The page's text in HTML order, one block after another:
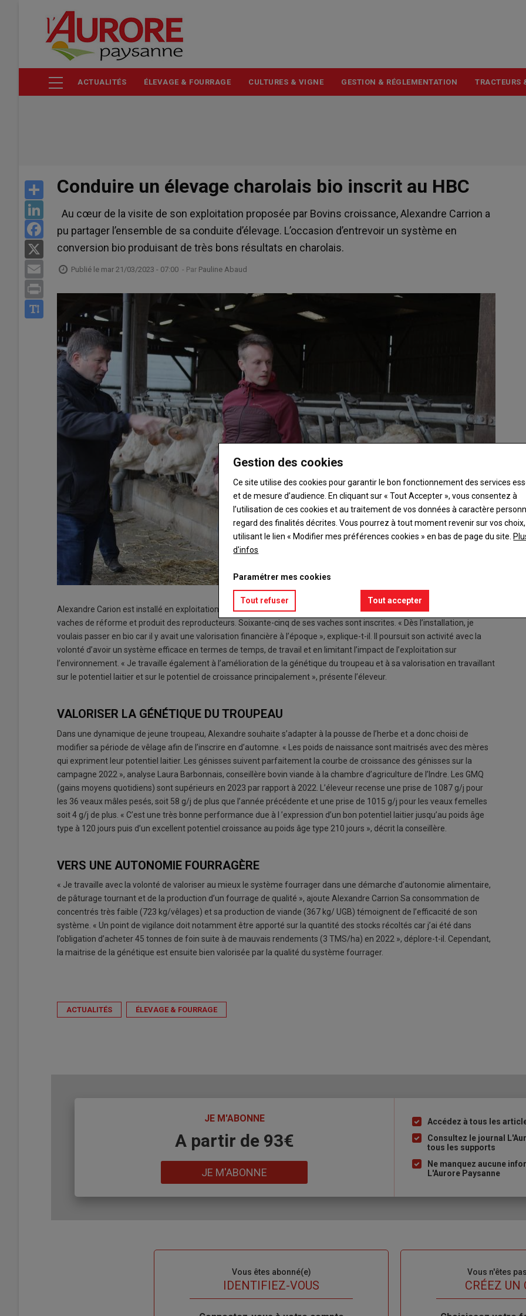
contenu
ACTUALITÉS ÉLEVAGE & FOURRAGE CULTURES & VIGNE GESTION & RÉGLEMENTATION TRACTEURS
Share
LinkedIn
Facebook
Email
Conduire un élevage charolais bio inscrit au HBC
Au cœur de la visite de son exploitation proposée par Bovins croissance, Alexandre Carrion a
pu partager l’ensemble de sa conduite d’élevage. L’occasion d’entrevoir un système en
conversion bio produisant de très bons résultats en charolais.
Publié le mar 21/03/2023 - 07:00 - Par Pauline Abaud
Alexandre Carion est installé en exploitation individuelle depuis 2020. En système naisseur, il engraisse également les
vaches de réforme et produit des reproducteurs. Soixante-cinq de ses vaches sont inscrites. « Dès l’installation, je
voulais passer en bio car il y avait une valorisation financière à l’époque », explique-t-il. Il poursuit son activité avec la
volonté d’avoir un système efficace en termes de temps, de travail et en limitant l’impact de l’exploitation sur
l’environnement. « Je travaille également à l’amélioration de la génétique du troupeau et à sa valorisation en travaillant
sur le potentiel laitier et sur le potentiel de croissance principalement », présente l’éleveur.
VALORISER LA GÉNÉTIQUE DU TROUPEAU
Dans une dynamique de jeune troupeau, Alexandre souhaite s’adapter à la pousse de l’herbe et a donc choisi de
modifier sa période de vêlage afin de l’inscrire en d’automne. « Les poids de naissance sont maitrisés avec des mères
qui expriment leur potentiel laitier. Les génisses suivent parfaitement la courbe de croissance des génisses sur la
campagne 2022 », analyse Laura Barbonnais, conseillère bovin viande à la chambre d’agriculture de l’Indre. Les GMQ
(gains moyens quotidiens) sont supérieurs en 2023 par rapport à 2022. L’éleveur recense une prise de 1087 g/j pour
les 36 veaux mâles pesés, soit 58 g/j de plus que l’année précédente et une prise de 1015 g/j pour les veaux femelles
soit 4 g/j de plus. « C’est une très bonne performance due à l ’expression d’un bon potentiel laitier jusqu’au poids âge
type à 120 jours puis d’un excellent potentiel croissance au poids âge type 210 jours », décrit la conseillère.
VERS UNE AUTONOMIE FOURRAGÈRE
« Je travaille avec la volonté de valoriser au mieux le système fourrager dans une démarche d’autonomie alimentaire,
de pâturage tournant et de la production d’un fourrage de qualité », ajoute Alexandre Carrion Sa consommation de
concentrés très faible (723 kg/vêlages) et sa production de viande (367 kg/ UGB) témoignent de l’efficacité de son
système. « Un point de vigilance doit notamment être apporté sur la quantité des stocks récoltés car j’ai été dans
l’obligation d’acheter 45 tonnes de foin suite à de mauvais rendements (3 TMS/ha) en 2022 », déplore-t-il. Cependant,
la maitrise de la génétique est ensuite bien valorisée par la qualité du système fourrager.
ACTUALITÉS ÉLEVAGE & FOURRAGE
JE M'ABONNE
A partir de 93€
JE M'ABONNE
Liste
à
puce
Accédez à tous les
Consultez le journal
tous les supports
Ne manquez aucune
L'Aurore Paysanne
Vous êtes abonné(e)
IDENTIFIEZ-VOUS
Vous n'êtes
TITRECRÉEZ UN
Gestion des cookies
Ce site utilise des cookies pour garantir le bon fonctionnement des services
et de mesure d’audience. En cliquant sur « Tout Accepter », vous consentez à
l’utilisation de ces cookies et au traitement de vos données à caractère
regard des finalités décrites. Vous pourrez à tout moment revenir sur vos
utilisant le lien « Modifier mes préférences cookies » en bas de page du site.
d'infos
Paramétrer mes cookies
Tout refuser Tout accepter